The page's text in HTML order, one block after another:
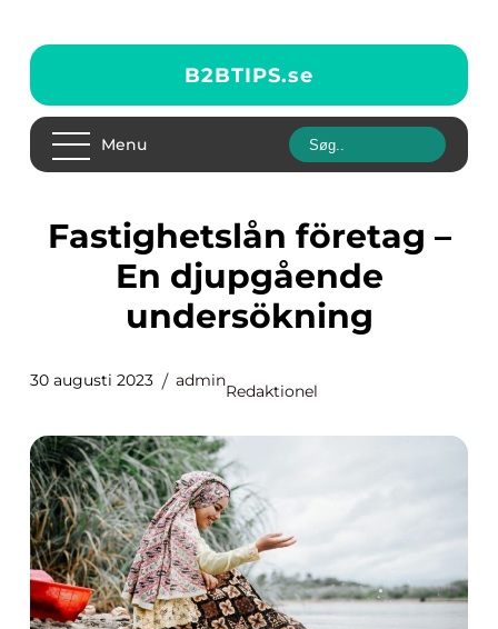
B2BTIPS.se
Menu
Fastighetslån företag –
En djupgående
undersökning
30 augusti 2023 admin
Redaktionel